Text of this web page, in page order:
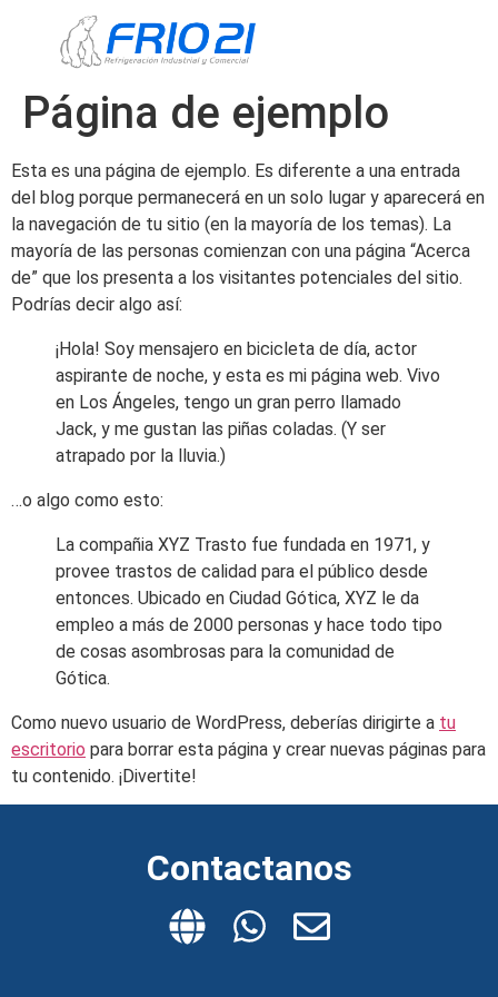
Página de ejemplo
Esta es una página de ejemplo. Es diferente a una entrada
del blog porque permanecerá en un solo lugar y aparecerá en
la navegación de tu sitio (en la mayoría de los temas). La
mayoría de las personas comienzan con una página “Acerca
de” que los presenta a los visitantes potenciales del sitio.
Podrías decir algo así:
¡Hola! Soy mensajero en bicicleta de día, actor
aspirante de noche, y esta es mi página web. Vivo
en Los Ángeles, tengo un gran perro llamado
Jack, y me gustan las piñas coladas. (Y ser
atrapado por la lluvia.)
…o algo como esto:
La compañia XYZ Trasto fue fundada en 1971, y
provee trastos de calidad para el público desde
entonces. Ubicado en Ciudad Gótica, XYZ le da
empleo a más de 2000 personas y hace todo tipo
de cosas asombrosas para la comunidad de
Gótica.
Como nuevo usuario de WordPress, deberías dirigirte a tu
escritorio para borrar esta página y crear nuevas páginas para
tu contenido. ¡Divertite!
Contactanos